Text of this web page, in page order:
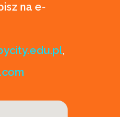
na e-
,